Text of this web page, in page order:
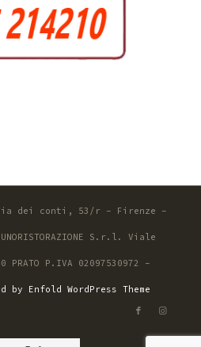
dei conti, 53/r - Firenze -
S.r.l. Viale
P.IVA 02097530972 -
by Enfold WordPress Theme